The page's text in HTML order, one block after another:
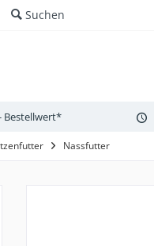
Suchen
Bestellwert*
Nassfutter